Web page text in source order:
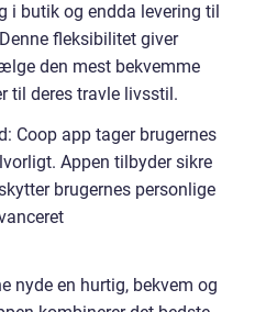
i butik og endda levering til
fleksibilitet giver
den mest bekvemme
til deres travle livsstil.
Coop app tager brugernes
Appen tilbyder sikre
brugernes personlige
nyde en hurtig, bekvem og